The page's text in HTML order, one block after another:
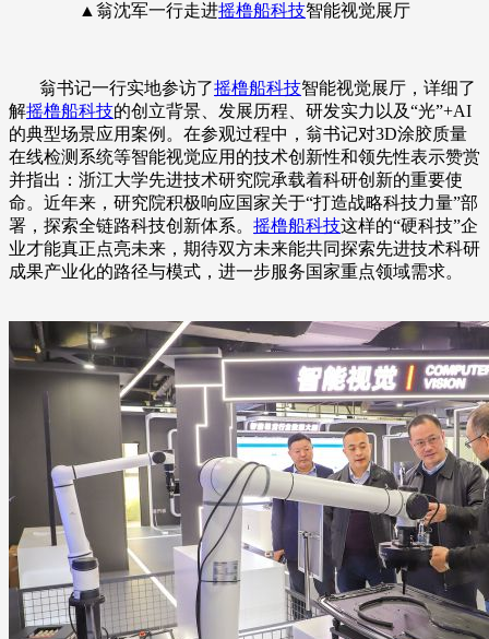
▲ 翁沈军一行走进摇橹船科技智能视觉展厅
翁书记一行实地参访了摇橹船科技智能视觉展厅，详细了
解摇橹船科技的创立背景、发展历程、研发实力以及“光”+AI
的典型场景应用案例。在参观过程中，翁书记对3D涂胶质量
在线检测系统等智能视觉应用的技术创新性和领先性表示赞赏
并指出：浙江大学先进技术研究院承载着科研创新的重要使
命。近年来，研究院积极响应国家关于“打造战略科技力量”部
署，探索全链路科技创新体系。 摇橹船科技这样的“硬科技”企
业才能真正点亮未来，期待双方未来能共同探索先进技术科研
成果产业化的路径与模式，进一步服务国家重点领域需求。